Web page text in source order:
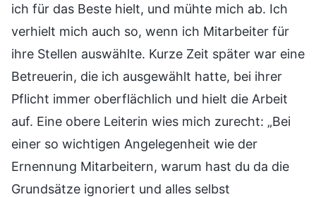
ich für das Beste hielt, und mühte mich ab. Ich
verhielt mich auch so, wenn ich Mitarbeiter für
ihre Stellen auswählte. Kurze Zeit später war eine
Betreuerin, die ich ausgewählt hatte, bei ihrer
Pflicht immer oberflächlich und hielt die Arbeit
auf. Eine obere Leiterin wies mich zurecht: „Bei
einer so wichtigen Angelegenheit wie der
Ernennung Mitarbeitern, warum hast du da die
Grundsätze ignoriert und alles selbst